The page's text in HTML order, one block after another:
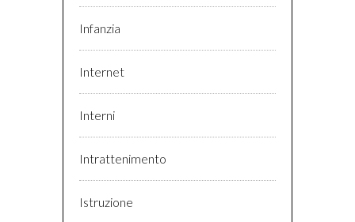
Infanzia
Internet
Interni
Intrattenimento
Istruzione